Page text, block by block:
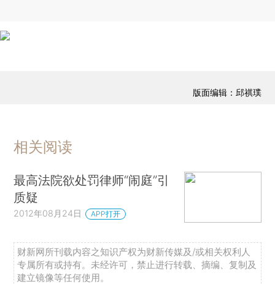
版面编辑：邱祺璞
相关阅读
最高法院欲处罚律师“闹庭”引
质疑
2012年08月24日 APP打开
财新网所刊载内容之知识产权为财新传媒及/或相关权利人
专属所有或持有。未经许可，禁止进行转载、摘编、复制及
建立镜像等任何使用。